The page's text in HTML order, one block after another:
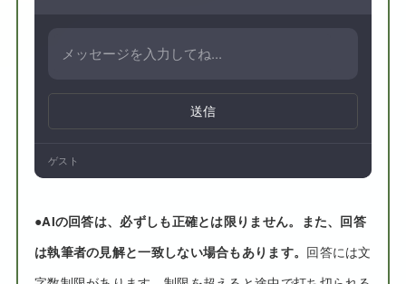
送信
ゲスト
●AIの回答は、必ずしも正確とは限りません。また、回答
は執筆者の見解と一致しない場合もあります。 回答には文